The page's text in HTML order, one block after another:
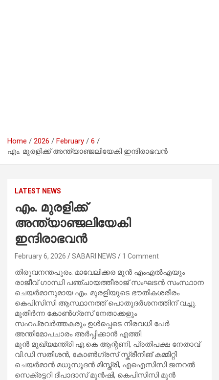
Home 2026 February
6
എം. മുരളിക്ക് അന്ത്യാഞ്ജലിയേകി ഇന്ദിരാഭവൻ
LATEST NEWS
എം. മുരളിക്ക്
അന്ത്യാഞ്ജലിയേകി
ഇന്ദിരാഭവൻ
February 6, 2026 SABARI NEWS 1 Comment
തിരുവനന്തപുരം: മാവേലിക്കര മുൻ എംഎൽഎയും
രാജീവ് ഗാന്ധി പഞ്ചായത്തീരാജ് സംഘടൻ സംസ്ഥാന
ചെയർമാനുമായ എം. മുരളിയുടെ ഭൗതികശരീരം
കെപിസിസി ആസ്ഥാനത്ത് പൊതുദർശനത്തിന് വച്ചു.
മുതിർന്ന കോൺഗ്രസ് നേതാക്കളും
സഹപ്രവർത്തകരും ഉൾപ്പെടെ നിരവധി പേർ
അന്തിമോപചാരം അർപ്പിക്കാൻ എത്തി.
മുൻ മുഖ്യമന്ത്രി എ.കെ ആന്റണി, പ്രതിപക്ഷ നേതാവ്
വി.ഡി സതീശൻ, കോൺഗ്രസ് സ്ക്രീനിങ് കമ്മിറ്റി
ചെയർമാൻ മധുസൂദൻ മിസ്ത്രി, എഐസിസി ജനറൽ
സെക്രട്ടറി ദീപാദാസ് മുൻഷി, കെപിസിസി മുൻ